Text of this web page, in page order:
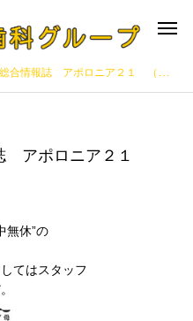
誌 アポロニア２１ （2001年08月号掲載）
アポロニア２１
無休”の
てはスタッフ